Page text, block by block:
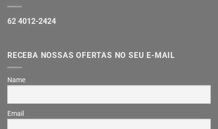
62 4012-2424
RECEBA NOSSAS OFERTAS NO SEU E-MAIL
Name
Email